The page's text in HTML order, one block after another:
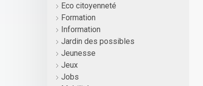
Eco citoyenneté
Formation
Information
Jardin des possibles
Jeunesse
Jeux
Jobs